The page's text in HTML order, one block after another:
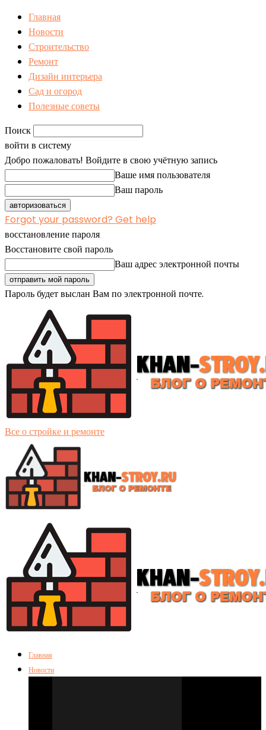
Главная
Новости
Строительство
Ремонт
Дизайн интерьера
Сад и огород
Полезные советы
Поиск
войти в систему
Добро пожаловать! Войдите в свою учётную запись
Ваше имя пользователя
Ваш пароль
Forgot your password? Get help
восстановление пароля
Восстановите свой пароль
Ваш адрес электронной почты
Пароль будет выслан Вам по электронной почте.
Все о стройке и ремонте
Главная
Новости